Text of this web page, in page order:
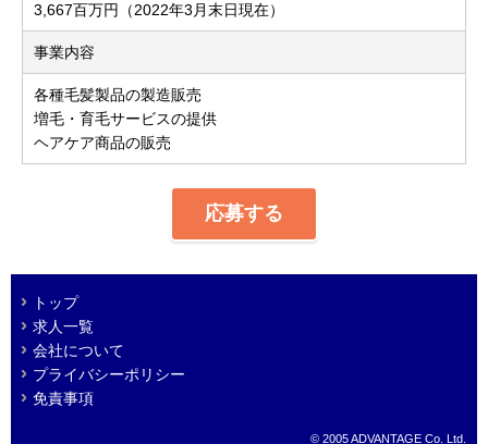
3,667百万円（2022年3月末日現在）
事業内容
各種毛髪製品の製造販売
増毛・育毛サービスの提供
ヘアケア商品の販売
応募する
トップ
求人一覧
会社について
プライバシーポリシー
免責事項
© 2005 ADVANTAGE Co. Ltd.